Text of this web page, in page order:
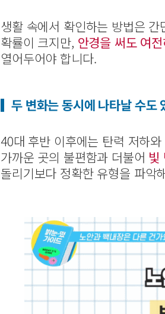
생활 속에서 확인하는 방법은
확률이 크지만, 안경을 써도 여
열어두어야 합니다.
두 변화는 동시에 나타날 수도
40대 후반 이후에는 탄력 저하
가까운 곳의 불편함과 더불어 빛
돌리기보다 정확한 유형을 파악